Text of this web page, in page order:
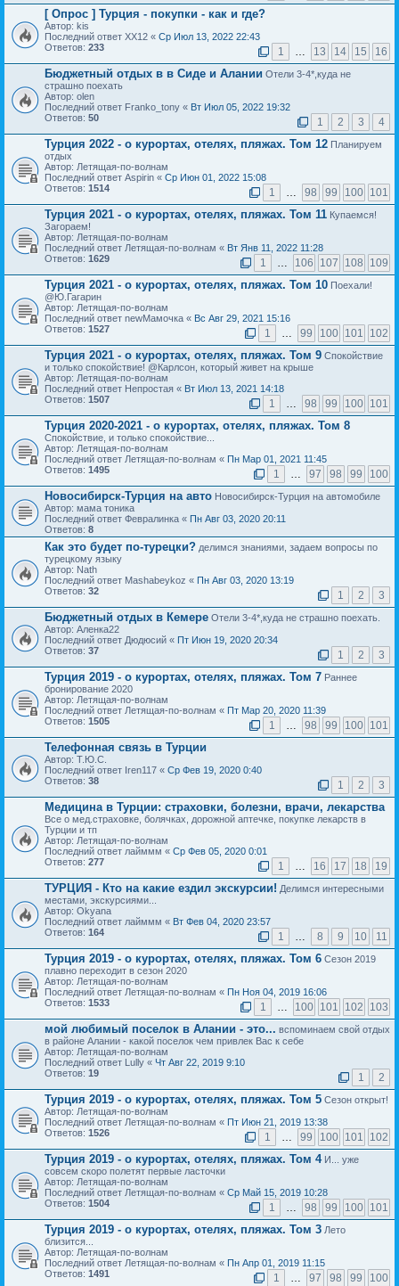
[ Опрос ] Турция - покупки - как и где?
Автор: kis
Последний ответ XX12 « Ср Июл 13, 2022 22:43
Ответов: 233 1 … 13 14 15 16
Бюджетный отдых в в Сиде и Алании Отели 3-4*,куда не
страшно поехать
Автор: olen
Последний ответ Franko_tony « Вт Июл 05, 2022 19:32
Ответов: 50 1 2 3 4
Турция 2022 - о курортах, отелях, пляжах. Том 12 Планируем
отдых
Автор: Летящая-по-волнам
Последний ответ Aspirin « Ср Июн 01, 2022 15:08
Ответов: 1514 1 … 98 99 100 101
Турция 2021 - о курортах, отелях, пляжах. Том 11 Купаемся!
Загораем!
Автор: Летящая-по-волнам
Последний ответ Летящая-по-волнам « Вт Янв 11, 2022 11:28
Ответов: 1629 1 … 106 107 108 109
Турция 2021 - о курортах, отелях, пляжах. Том 10 Поехали!
@Ю.Гагарин
Автор: Летящая-по-волнам
Последний ответ newМамочка « Вс Авг 29, 2021 15:16
Ответов: 1527 1 … 99 100 101 102
Турция 2021 - о курортах, отелях, пляжах. Том 9 Спокойствие
и только спокойствие! @Карлсон, который живет на крыше
Автор: Летящая-по-волнам
Последний ответ Непростая « Вт Июл 13, 2021 14:18
Ответов: 1507 1 … 98 99 100 101
Турция 2020-2021 - о курортах, отелях, пляжах. Том 8
Спокойствие, и только спокойствие...
Автор: Летящая-по-волнам
Последний ответ Летящая-по-волнам « Пн Мар 01, 2021 11:45
Ответов: 1495 1 … 97 98 99 100
Новосибирск-Турция на авто Новосибирск-Турция на автомобиле
Автор: мама тоника
Последний ответ Февралинка « Пн Авг 03, 2020 20:11
Ответов: 8
Как это будет по-турецки? делимся знаниями, задаем вопросы по
турецкому языку
Автор: Nath
Последний ответ Mashabeykoz « Пн Авг 03, 2020 13:19
Ответов: 32 1 2 3
Бюджетный отдых в Кемере Отели 3-4*,куда не страшно поехать.
Автор: Аленка22
Последний ответ Дюдюсий « Пт Июн 19, 2020 20:34
Ответов: 37 1 2 3
Турция 2019 - о курортах, отелях, пляжах. Том 7 Раннее
бронирование 2020
Автор: Летящая-по-волнам
Последний ответ Летящая-по-волнам « Пт Мар 20, 2020 11:39
Ответов: 1505 1 … 98 99 100 101
Телефонная связь в Турции
Автор: Т.Ю.С.
Последний ответ Iren117 « Ср Фев 19, 2020 0:40
Ответов: 38 1 2 3
Медицина в Турции: страховки, болезни, врачи, лекарства
Все о мед.страховке, болячках, дорожной аптечке, покупке лекарств в
Турции и тп
Автор: Летящая-по-волнам
Последний ответ лайммм « Ср Фев 05, 2020 0:01
Ответов: 277 1 … 16 17 18 19
ТУРЦИЯ - Кто на какие ездил экскурсии! Делимся интересными
местами, экскурсиями...
Автор: Okyana
Последний ответ лайммм « Вт Фев 04, 2020 23:57
Ответов: 164 1 … 8 9 10 11
Турция 2019 - о курортах, отелях, пляжах. Том 6 Сезон 2019
плавно переходит в сезон 2020
Автор: Летящая-по-волнам
Последний ответ Летящая-по-волнам « Пн Ноя 04, 2019 16:06
Ответов: 1533 1 … 100 101 102 103
мой любимый поселок в Алании - это... вспоминаем свой отдых
в районе Алании - какой поселок чем привлек Вас к себе
Автор: Летящая-по-волнам
Последний ответ Lully « Чт Авг 22, 2019 9:10
Ответов: 19 1 2
Турция 2019 - о курортах, отелях, пляжах. Том 5 Сезон открыт!
Автор: Летящая-по-волнам
Последний ответ Летящая-по-волнам « Пт Июн 21, 2019 13:38
Ответов: 1526 1 … 99 100 101 102
Турция 2019 - о курортах, отелях, пляжах. Том 4И... уже
совсем скоро полетят первые ласточки
Автор: Летящая-по-волнам
Последний ответ Летящая-по-волнам « Ср Май 15, 2019 10:28
Ответов: 1504 1 … 98 99 100 101
Турция 2019 - о курортах, отелях, пляжах. Том 3 Лето
близится...
Автор: Летящая-по-волнам
Последний ответ Летящая-по-волнам « Пн Апр 01, 2019 11:15
Ответов: 1491 1 … 97 98 99 100